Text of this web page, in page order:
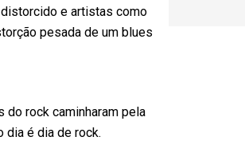
e artistas como
pesada de um blues
rock caminharam pela
dia é dia de rock.